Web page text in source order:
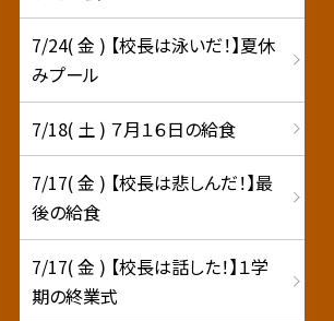
7/24( 金 ) 【校長は泳いだ！】夏休
みプール
7/18( 土 ) ７月１６日の給食
7/17( 金 ) 【校長は悲しんだ！】最
後の給食
7/17( 金 ) 【校長は話した！】１学
期の終業式